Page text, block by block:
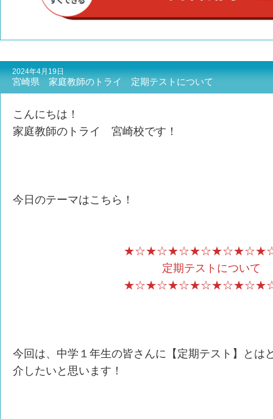
2024年4月19日
宮崎県 家庭教師のトライ 定期テストについて
こんにちは！
家庭教師のトライ 宮崎校です！
今日のテーマはこちら！
定期テストについて
今回は、中学１年生の皆さんに【定期テスト】とは
介したいと思います！